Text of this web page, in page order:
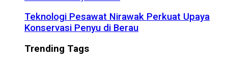
Teknologi Pesawat Nirawak Perkuat Upaya
Konservasi Penyu di Berau
Trending Tags